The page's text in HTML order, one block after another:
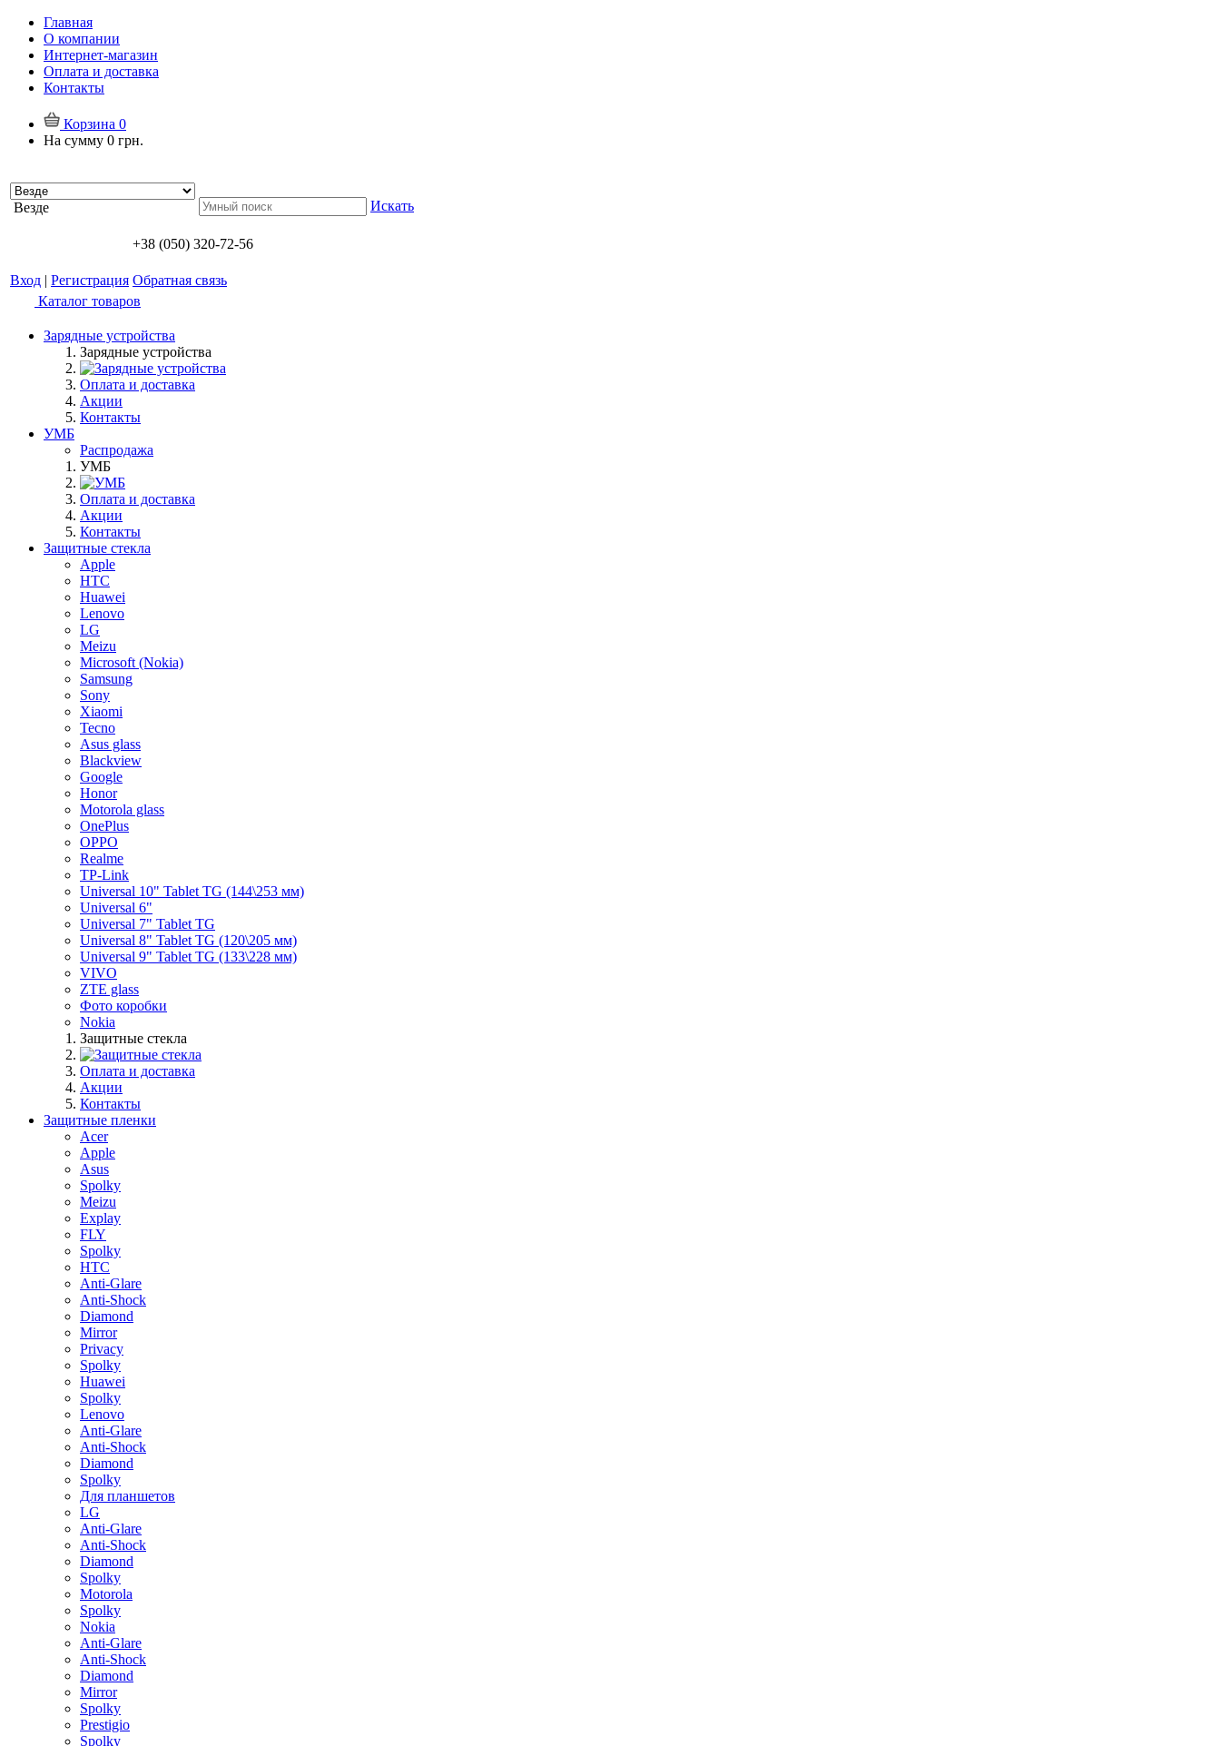
Главная
О компании
Интернет-магазин
Оплата и доставка
Контакты
Корзина 0
На сумму 0 грн.
Везде Искать
+38 (050) 320-72-56
Вход | Регистрация Обратная связь
Каталог товаров
Зарядные устройства
Зарядные устройства
Оплата и доставка
Акции
Контакты
УМБ
Распродажа
УМБ
Оплата и доставка
Акции
Контакты
Защитные стекла
Apple
HTC
Huawei
Lenovo
LG
Meizu
Microsoft (Nokia)
Samsung
Sony
Xiaomi
Tecno
Asus glass
Blackview
Google
Honor
Motorola glass
OnePlus
OPPO
Realme
TP-Link
Universal 10" Tablet TG (144\253 мм)
Universal 6"
Universal 7" Tablet TG
Universal 8" Tablet TG (120\205 мм)
Universal 9" Tablet TG (133\228 мм)
VIVO
ZTE glass
Фото коробки
Nokia
Защитные стекла
Оплата и доставка
Акции
Контакты
Защитные пленки
Acer
Apple
Asus
Spolky
Meizu
Explay
FLY
Spolky
HTC
Anti-Glare
Anti-Shock
Diamond
Mirror
Privacy
Spolky
Huawei
Spolky
Lenovo
Anti-Glare
Anti-Shock
Diamond
Spolky
Для планшетов
LG
Anti-Glare
Anti-Shock
Diamond
Spolky
Motorola
Spolky
Nokia
Anti-Glare
Anti-Shock
Diamond
Mirror
Spolky
Prestigio
Spolky